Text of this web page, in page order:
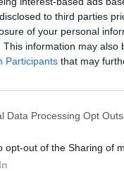
to third parties
of your personal
This information may
Participants that may
Data Processing Opt Outs
opt-out of the Sharing of
να
τρόπο.
«σταθμούς»
face painting,
και
για να